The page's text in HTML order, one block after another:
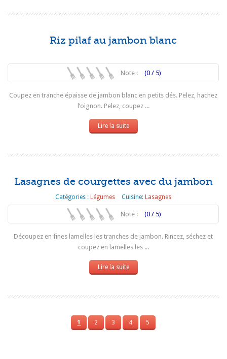
Riz pilaf au jambon blanc
Note : (0 / 5)
Coupez en tranche épaisse de jambon blanc en petits dés. Pelez, hachez
l’oignon. Pelez, coupez ...
Lire la suite
Lasagnes de courgettes avec du jambon
Catégories :Légumes Cuisine:Lasagnes
Note : (0 / 5)
Découpez en fines lamelles les tranches de jambon. Rincez, séchez et
coupez en lamelles les ...
Lire la suite
1 2 3 4 5